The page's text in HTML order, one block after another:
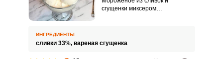
сгущенки миксером
нежным вкусом. Оно требует
минимального количества
ИНГРЕДИЕНТЫ
сливки 33%, вареная сгущенка